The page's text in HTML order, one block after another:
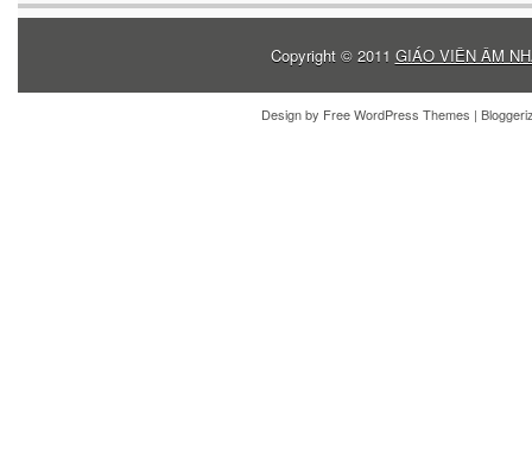
Copyright © 2011 GIÁO VIÊN ÂM
Design by Free WordPress Themes |